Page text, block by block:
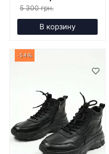
5 300 грн.
В корзину
-54%